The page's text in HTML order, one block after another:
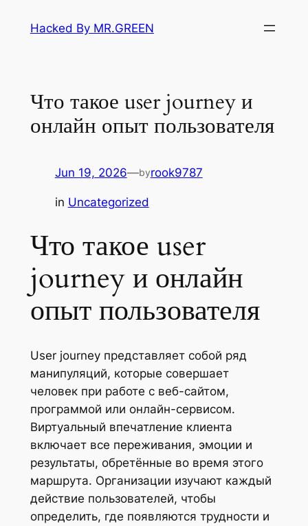
Hacked By MR.GREEN
Что такое user journey и
онлайн опыт пользователя
Jun 19, 2026—byrook9787
in Uncategorized
Что такое user
journey и онлайн
опыт пользователя
User journey представляет собой ряд
манипуляций, которые совершает
человек при работе с веб-сайтом,
программой или онлайн-сервисом.
Виртуальный впечатление клиента
включает все переживания, эмоции и
результаты, обретённые во время этого
маршрута. Организации изучают каждый
действие пользователей, чтобы
определить, где появляются трудности и